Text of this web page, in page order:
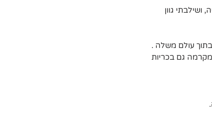
גוון
בתוך עולם משלה .
גם בכריות